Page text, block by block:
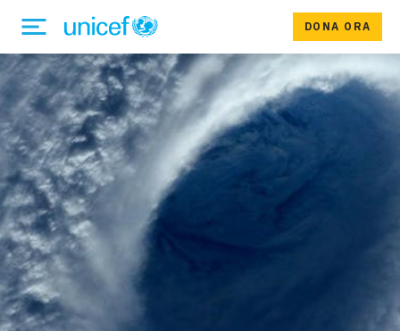
DONA ORA